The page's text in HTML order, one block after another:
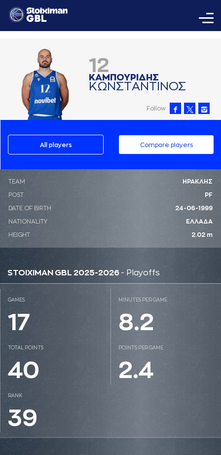
12
ΚAΜΠΟΥΡΙΔΗΣ
ΚΩΝΣΤAΝΤΙΝΟΣ
Follow
All players Compare players
ΤΕΑΜ ΗΡΑΚΛΗΣ
POST PF
DATE OF BIRTH 24-06-1999
NATIONALITY ΕΛΛΑΔΑ
HEIGHT 2.02 m
STOIXIMAN GBL 2025-2026 - Playoffs
GAMES
17
MINUTES PER GAME
8.2
TOTAL POINTS
40
POINTS PER GAME
2.4
RANK
39